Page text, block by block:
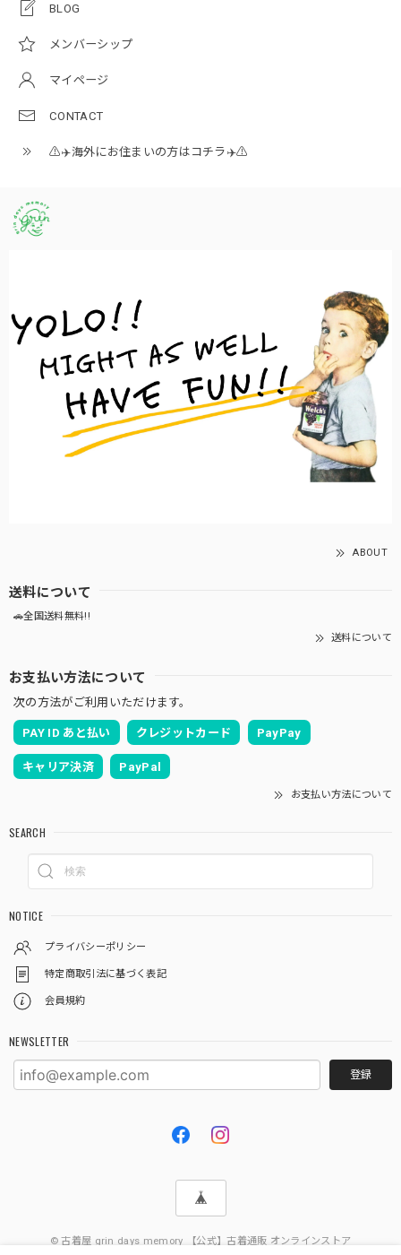
BLOG
メンバーシップ
マイページ
CONTACT
⚠️✈️海外にお住まいの方はコチラ✈️⚠️
ABOUT
送料について
🚗全国送料無料!!
送料について
お支払い方法について
次の方法がご利用いただけます。
PAY ID あと払い クレジットカード PayPay
キャリア決済 PayPal
お支払い方法について
SEARCH
NOTICE
プライバシーポリシー
特定商取引法に基づく表記
会員規約
NEWSLETTER
登録
© 古着屋 grin days memory 【公式】古着通販 オンラインストア